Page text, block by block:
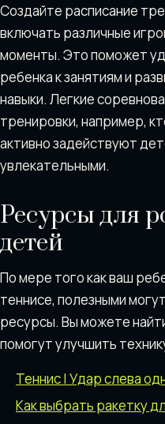
Создайте расписание
включать различные
моменты. Это поможет
ребенка к занятиям и
навыки. Легкие
тренировки, например,
активно задействуют
увлекательными.
Ресурсы для
детей
По мере того как ваш
теннисе, полезными
ресурсы. Вы можете
помогут улучшить
Теннис | Удар слева
Как выбрать ракетку